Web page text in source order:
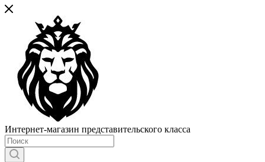
Интернет-магазин представительского класса